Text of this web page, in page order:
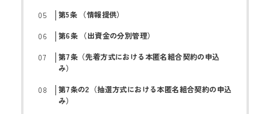
第5条 （情報提供）
第6条 （出資金の分別管理）
第7条（先着方式における本匿名組合契約の申込
み）
第7条の2（抽選方式における本匿名組合契約の申込
み）